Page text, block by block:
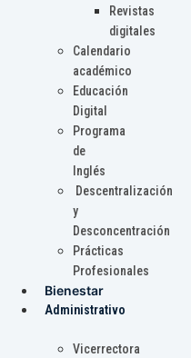
Revistas
digitales
Calendario
académico
Educación
Digital
Programa
de
Inglés
Descentralización
y
Desconcentración
Prácticas
Profesionales
Bienestar
Administrativo
Vicerrectora